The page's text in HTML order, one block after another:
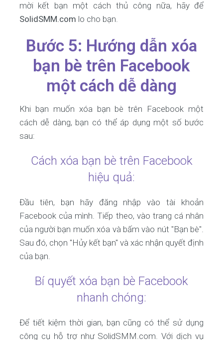
mời kết bạn một cách thủ công nữa, hãy để
SolidSMM.com lo cho bạn.
Bước 5: Hướng dẫn xóa
bạn bè trên Facebook
một cách dễ dàng
Khi bạn muốn xóa bạn bè trên Facebook một
cách dễ dàng, bạn có thể áp dụng một số bước
sau:
Cách xóa bạn bè trên Facebook
hiệu quả:
Đầu tiên, bạn hãy đăng nhập vào tài khoản
Facebook của mình. Tiếp theo, vào trang cá nhân
của người bạn muốn xóa và bấm vào nút "Bạn bè".
Sau đó, chọn "Hủy kết bạn" và xác nhận quyết định
của bạn.
Bí quyết xóa bạn bè Facebook
nhanh chóng:
Để tiết kiệm thời gian, bạn cũng có thể sử dụng
công cụ hỗ trợ như SolidSMM.com. Với dịch vụ